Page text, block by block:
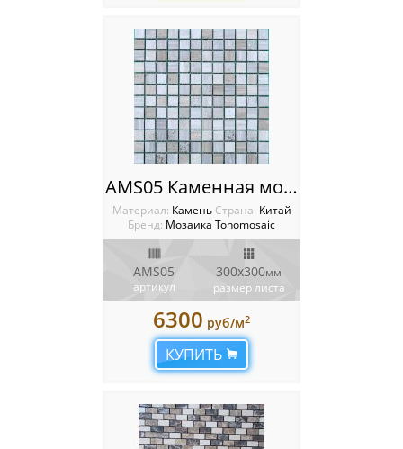
AMS05 Каменная мозаика Tonomosaic
Материал: Камень Cтрана: Китай
Бренд: Мозаика Tonomosaic
AMS05
артикул
300х300мм
размер листа
6300 руб/м2
КУПИТЬ